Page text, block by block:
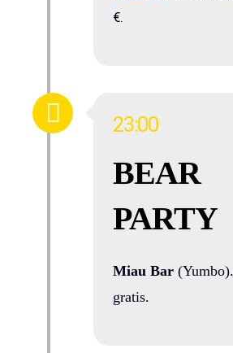
€.
23:00
BEAR
PARTY
Miau Bar
gratis.